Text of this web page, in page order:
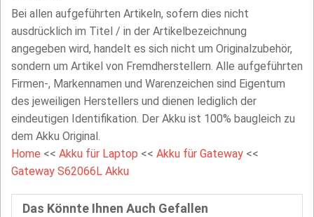
Bei allen aufgeführten Artikeln, sofern dies nicht
ausdrücklich im Titel / in der Artikelbezeichnung
angegeben wird, handelt es sich nicht um Originalzubehör,
sondern um Artikel von Fremdherstellern. Alle aufgeführten
Firmen-, Markennamen und Warenzeichen sind Eigentum
des jeweiligen Herstellers und dienen lediglich der
eindeutigen Identifikation. Der Akku ist 100% baugleich zu
dem Akku Original.
Home << Akku für Laptop << Akku für Gateway <<
Gateway S62066L Akku
Das Könnte Ihnen Auch Gefallen